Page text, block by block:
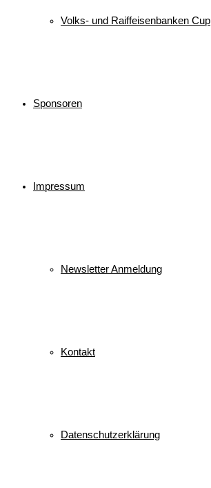
Volks- und Raiffeisenbanken Cup
Sponsoren
Impressum
Newsletter Anmeldung
Kontakt
Datenschutzerklärung